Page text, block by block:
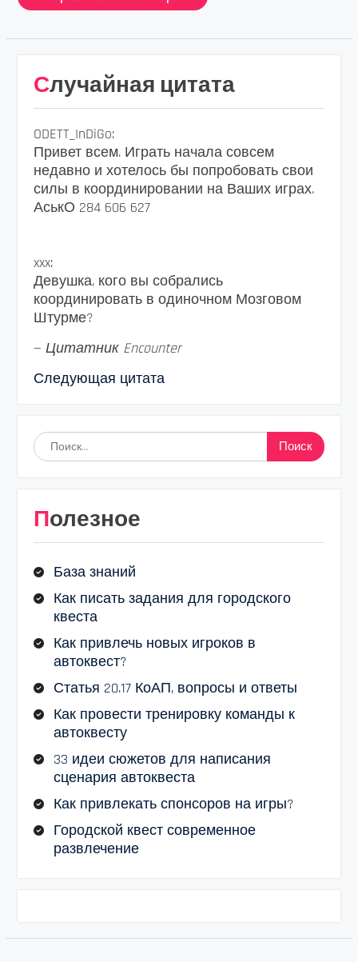
Случайная цитата
ODETT_InDiGo:
Привет всем. Играть начала совсем
недавно и хотелось бы попробовать свои
силы в координировании на Ваших играх.
АськО 284 606 627
xxx:
Девушка, кого вы собрались
координировать в одиночном Мозговом
Штурме?
— Цитатник Encounter
Следующая цитата
Найти:
Полезное
База знаний
Как писать задания для городского
квеста
Как привлечь новых игроков в
автоквест?
Статья 20.17 КоАП, вопросы и ответы
Как провести тренировку команды к
автоквесту
33 идеи сюжетов для написания
сценария автоквеста
Как привлекать спонсоров на игры?
Городской квест современное
развлечение